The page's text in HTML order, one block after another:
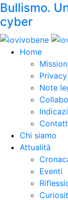
Bullismo.
cyber
Home
Mission
Privacy
Note
Chi siamo
Attualità
Eventi